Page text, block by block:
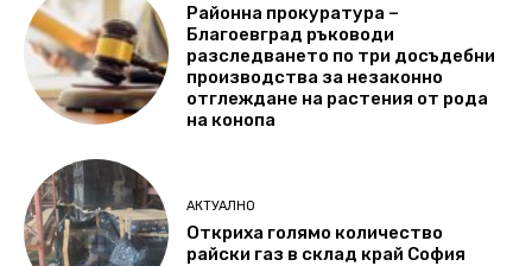
Районна прокуратура –
Благоевград ръководи
разследването по три досъдебни
производства за незаконно
отглеждане на растения от рода
на конопа
АКТУАЛНО
Откриха голямо количество
райски газ в склад край София